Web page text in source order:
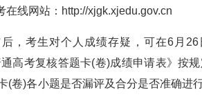
在线网站：http://xjgk.xjedu.gov.cn
，考生对个人成绩存疑，可在6月
通高考复核答题卡(卷)成绩申请表》按
(卷)各小题是否漏评及合分是否准确进